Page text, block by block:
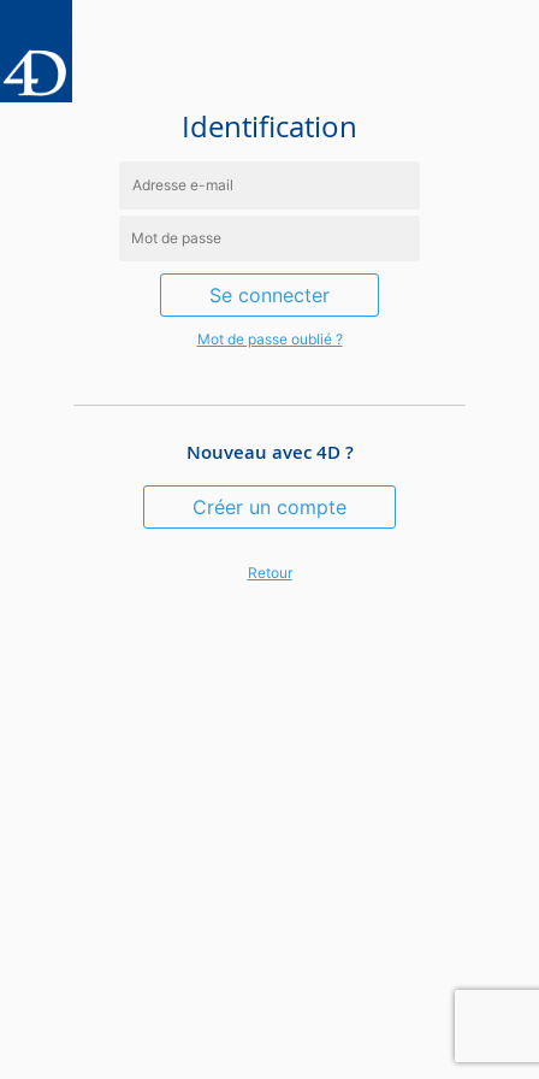
Identification
Se connecter
Mot de passe oublié ?
Nouveau avec 4D ?
Créer un compte
Retour